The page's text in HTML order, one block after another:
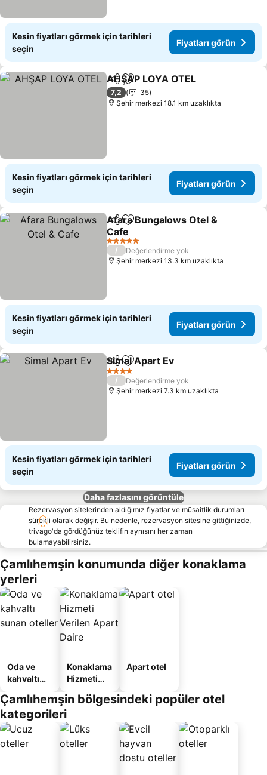
Kesin fiyatları görmek için tarihleri
seçin
Fiyatları görün
PaylaşFavorilerime ekle
AHŞAP LOYA OTEL
7,2
35
Şehir merkezi 18.1 km uzaklıkta
Kesin fiyatları görmek için tarihleri
seçin
Fiyatları görün
PaylaşFavorilerime ekle
Afara Bungalows Otel &
Cafe
Fiyatları görün
5 Yıldız
/
Değerlendirme yok
Şehir merkezi 13.3 km uzaklıkta
Kesin fiyatları görmek için tarihleri
seçin
Fiyatları görün
PaylaşFavorilerime ekle
Simal Apart Ev
4 Yıldız
/
Değerlendirme yok
Şehir merkezi 7.3 km uzaklıkta
Kesin fiyatları görmek için tarihleri
seçin
Fiyatları görün
Daha fazlasını görüntüle
Rezervasyon sitelerinden aldığımız fiyatlar ve müsaitlik durumları
sürekli olarak değişir. Bu nedenle, rezervasyon sitesine gittiğinizde,
trivago'da gördüğünüz teklifin aynısını her zaman
bulamayabilirsiniz.
Çamlıhemşin konumunda diğer konaklama
yerleri
Oda ve
kahvaltı
oteller
Konaklama
Hizmeti
Apart
Apart otel
Çamlıhemşin bölgesindeki popüler otel
kategorileri